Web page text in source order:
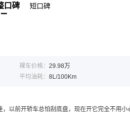
口碑 短口碑
裸车价格： 29.98万
平均油耗： 8L/100Km
前开轿车总怕刮底盘，现在开它完全不用